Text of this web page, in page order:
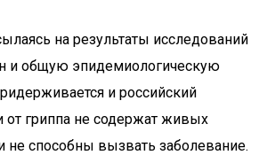
на результаты исследований
и общую эпидемиологическую
и российский
гриппа не содержат живых
не способны вызвать заболевание.